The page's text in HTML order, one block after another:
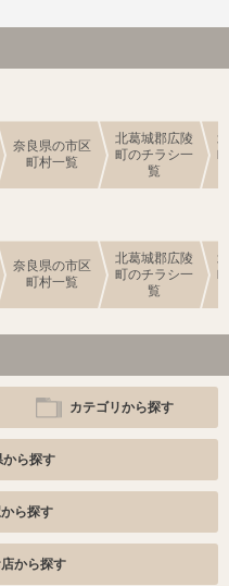
奈良県の市区
町村一覧
北葛城郡広陵
町のチラシ一
覧
奈良県の市区
町村一覧
北葛城郡広陵
町のチラシ一
覧
カテゴリから探す
から探す
ら探す
から探す